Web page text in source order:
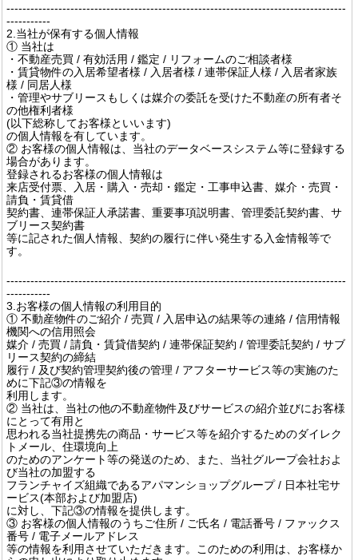
-------------------------------------------------------------------------------------
-----------
2.当社が保有する個人情報
① 当社は
・不動産売買 / 有効活用 / 鑑定 / リフォームのご相談者様
・賃貸物件の入居希望者様 / 入居者様 / 連帯保証人様 / 入居者家族
様 / 同居人様
・管理やサブリースもしくは媒介の委託を受けた不動産の所有者そ
の他権利者様
(以下総称してお客様といいます)
の個人情報を有しています。
② お客様の個人情報は、当社のデータベースシステム等に登録する
場合があります。
登録されるお客様の個人情報は
来店受付票、入居・購入・売却・鑑定・工事申込書、媒介・売買・
請負・賃貸借
契約書、連帯保証人承諾書、重要事項説明書、管理委託契約書、サ
ブリース契約書
等に記された個人情報、契約の履行に伴い発生する入金情報等で
す。
-------------------------------------------------------------------------------------
-----------
3.お客様の個人情報の利用目的
① 不動産物件のご紹介 / 売買 / 入居申込の結果等の連絡 / 信用情報
機関への信用照会
媒介 / 売買 / 請負・賃貸借契約 / 連帯保証契約 / 管理委託契約 / サブ
リース契約の締結
履行 / 及び契約管理契約後の管理 / アフターサービス等の実施のた
めに下記③の情報を
利用します。
② 当社は、当社の他の不動産物件及びサービスの紹介並びにお客様
にとって有用と
思われる当社提携先の商品・サービス等を紹介するためのダイレク
トメール、住環境向上
のためのアンケート等の発送のため、また、当社グループ会社およ
び当社の加盟する
フランチャイズ組織であるアパマンショップグループ / 日本社宅サ
ービス(本部および加盟店)
に対し、下記③の情報を提供します。
③ お客様の個人情報のうちご住所 / ご氏名 / 電話番号 / ファックス
番号 / 電子メールアドレス
等の情報を利用させていただきます。このための利用は、お客様か